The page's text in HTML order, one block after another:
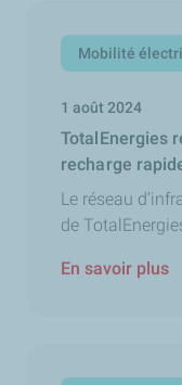
Mobilité
1 août 2024
TotalEnergies
recharge
Le réseau
de
En savoir plus